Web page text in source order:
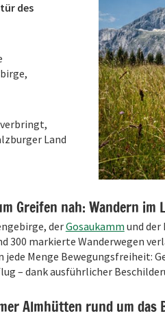
des
Land
Greifen nah: Wandern im
derGosaukamm und
300 markierte Wanderwegen
jede Menge Bewegungsfreiheit:
– dank ausführlicher
Almhütten rund um das